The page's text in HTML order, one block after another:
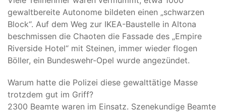
gewaltbereite Autonome bildeten einen „schwarzen
Block“. Auf dem Weg zur IKEA-Baustelle in Altona
beschmissen die Chaoten die Fassade des „Empire
Riverside Hotel“ mit Steinen, immer wieder flogen
Böller, ein Bundeswehr-Opel wurde angezündet.
Warum hatte die Polizei diese gewalttätige Masse
trotzdem gut im Griff?
2300 Beamte waren im Einsatz. Szenekundige Beamte